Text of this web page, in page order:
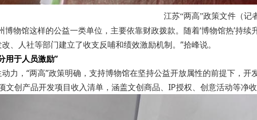
江苏“两高”政策文件（记
博物馆这样的公益一类单位，主要依靠财政拨款。随着‘博物馆热’持
、人社等部门建立了收支反哺和绩效激励机制。”拾峰说。
用于人员激励”
力，“两高”政策明确，支持博物馆在坚持公益开放属性的前提下，
文创产品开发项目收入清单，涵盖文创商品、IP授权、创意活动等净